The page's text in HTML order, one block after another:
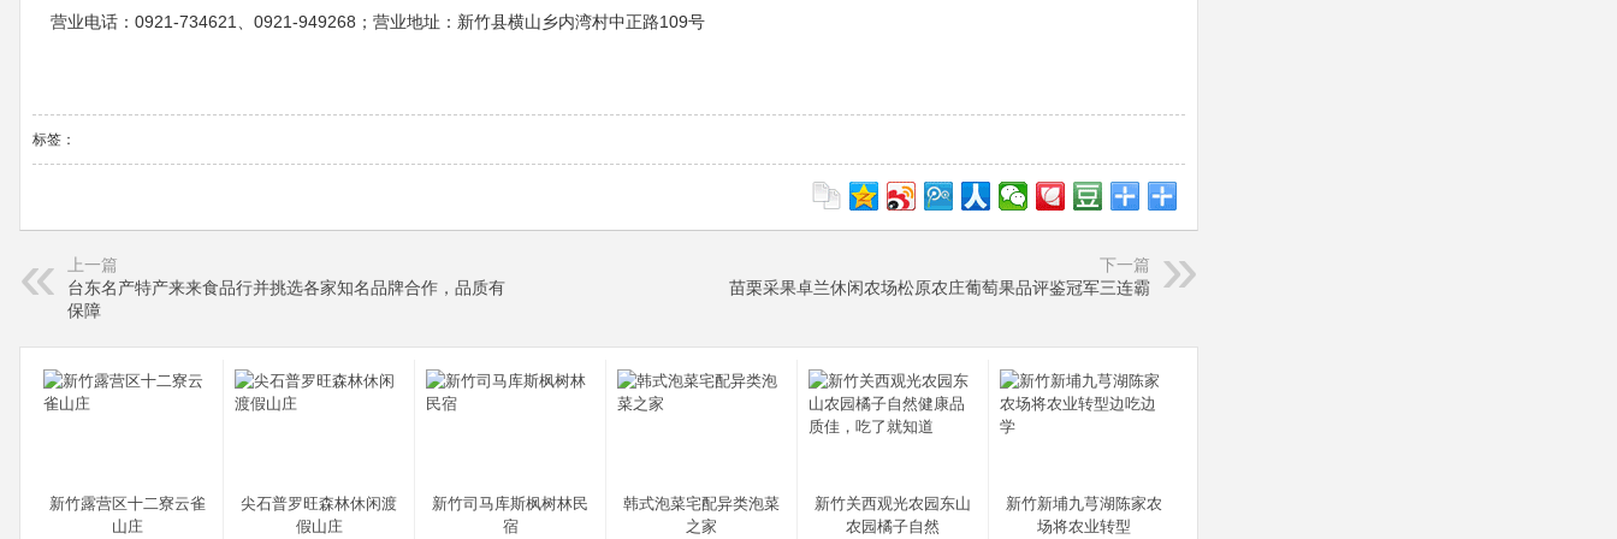
营业电话：0921-734621、0921-949268；营业地址：新竹县横山乡内湾村中正路109号
标签：
上一篇
台东名产特产来来食品行并挑选各家知名品牌合作，品质有
保障
下一篇
苗栗采果卓兰休闲农场松原农庄葡萄果品评鉴冠军三连霸
新竹露营区十二寮云雀
山庄
尖石普罗旺森林休闲渡
假山庄
新竹司马库斯枫树林民
宿
韩式泡菜宅配异类泡菜
之家
新竹关西观光农园东山
农园橘子自然
新竹新埔九芎湖陈家农
场将农业转型